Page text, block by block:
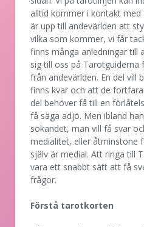
alltid kommer i kontakt
är upp till andevärlden att
vilka som kommer, vi får
finns många anledningar till
sig till oss på Tarotguiderna
från andevärlden. En del vill
finns kvar och att de
del behöver få till en
få säga adjö. Men ibland
sökandet, man vill få svar
medialitet, eller åtminstone
själv är medial. Att ringa till
vara ett snabbt sätt att få
frågor.
Förstå tarotkorten